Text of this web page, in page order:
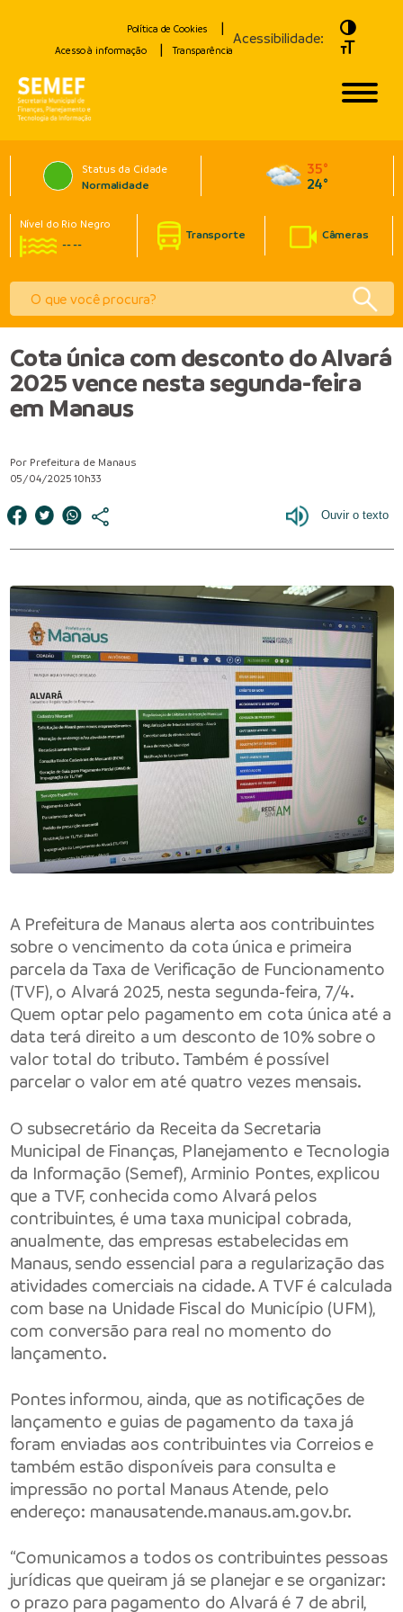
Política de Cookies
Acesso à informação
Transparência
Acessibilidade:
Toggle
Toggle
Status da Cidade
Normalidade
35°
24°
Nível do Rio Negro
-- --
Transporte Câmeras
Cota única com desconto do Alvará
2025 vence nesta segunda-feira
em Manaus
Por Prefeitura de Manaus
05/04/2025 10h33
A Prefeitura de Manaus alerta aos contribuintes
sobre o vencimento da cota única e primeira
parcela da Taxa de Verificação de Funcionamento
(TVF), o Alvará 2025, nesta segunda-feira, 7/4.
Quem optar pelo pagamento em cota única até a
data terá direito a um desconto de 10% sobre o
valor total do tributo. Também é possível
parcelar o valor em até quatro vezes mensais.
O subsecretário da Receita da Secretaria
Municipal de Finanças, Planejamento e Tecnologia
da Informação (Semef), Arminio Pontes, explicou
que a TVF, conhecida como Alvará pelos
contribuintes, é uma taxa municipal cobrada,
anualmente, das empresas estabelecidas em
Manaus, sendo essencial para a regularização das
atividades comerciais na cidade. A TVF é calculada
com base na Unidade Fiscal do Município (UFM),
com conversão para real no momento do
lançamento.
Pontes informou, ainda, que as notificações de
lançamento e guias de pagamento da taxa já
foram enviadas aos contribuintes via Correios e
também estão disponíveis para consulta e
impressão no portal Manaus Atende, pelo
endereço: manausatende.manaus.am.gov.br.
“Comunicamos a todos os contribuintes pessoas
jurídicas que queiram já se planejar e se organizar:
o prazo para pagamento do Alvará é 7 de abril,